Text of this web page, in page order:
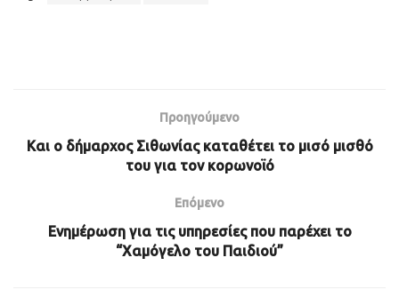
Προηγούμενο
Και ο δήμαρχος Σιθωνίας καταθέτει το μισό μισθό
του για τον κορωνοϊό
Επόμενο
Ενημέρωση για τις υπηρεσίες που παρέχει το
“Χαμόγελο του Παιδιού”